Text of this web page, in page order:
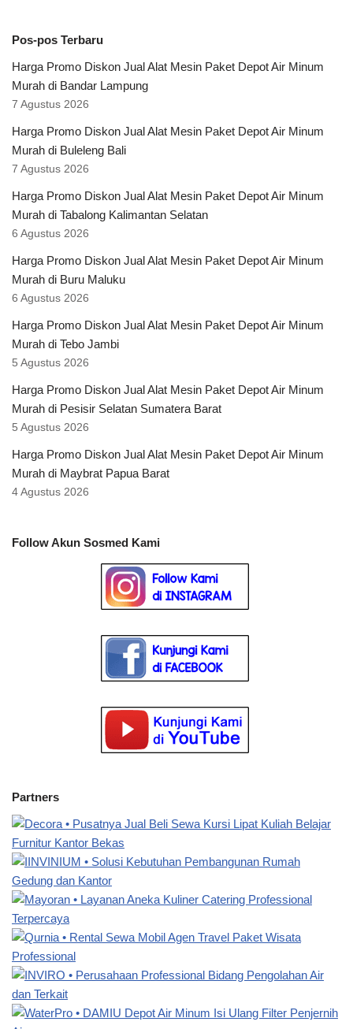
Pos-pos Terbaru
Harga Promo Diskon Jual Alat Mesin Paket Depot Air Minum
Murah di Bandar Lampung
7 Agustus 2026
Harga Promo Diskon Jual Alat Mesin Paket Depot Air Minum
Murah di Buleleng Bali
7 Agustus 2026
Harga Promo Diskon Jual Alat Mesin Paket Depot Air Minum
Murah di Tabalong Kalimantan Selatan
6 Agustus 2026
Harga Promo Diskon Jual Alat Mesin Paket Depot Air Minum
Murah di Buru Maluku
6 Agustus 2026
Harga Promo Diskon Jual Alat Mesin Paket Depot Air Minum
Murah di Tebo Jambi
5 Agustus 2026
Harga Promo Diskon Jual Alat Mesin Paket Depot Air Minum
Murah di Pesisir Selatan Sumatera Barat
5 Agustus 2026
Harga Promo Diskon Jual Alat Mesin Paket Depot Air Minum
Murah di Maybrat Papua Barat
4 Agustus 2026
Follow Akun Sosmed Kami
Partners